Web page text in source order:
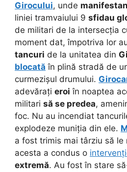
Girocului, unde
liniei tramvaiului 9 sfidau
de militari de la intersecția
moment dat, împotriva lor
tancuri de la unitatea din
blocată în plină stradă de
curmezișul drumului.
adevărați eroi în noaptea
militari să se predea,
foc. Nu au incendiat
explodeze muniția din ele.
a fost trimis mai târziu să le
acesta a condus o
extremă. Au fost în stare